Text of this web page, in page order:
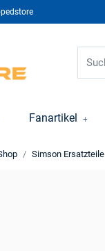
Fanartikel
Simson Ersatzteile